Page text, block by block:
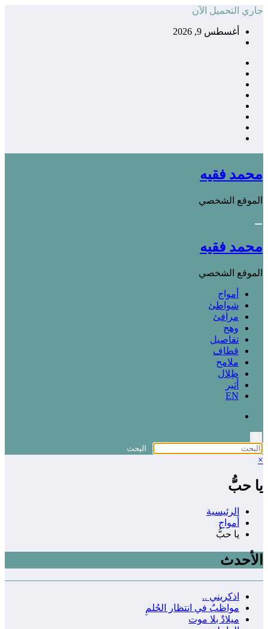
التجاوز
المحتوى
جاري التحميل الآن
أغسطس 9, 2026
محمد فقيه
الموقع الشخصي
محمد فقيه
الموقع الشخصي
أمواج
شواطئ
مرافئ
وهج
تفاصيل
قطاف
ملامح
ظِلال
أثير
EN
×
يا حبُّ
الرئيسية
أمواج
يا حبُّ
الأحدث
اذكريني ..
مواظبٌ في انتظار الحُلمِ
ميلادٌ بلا موت